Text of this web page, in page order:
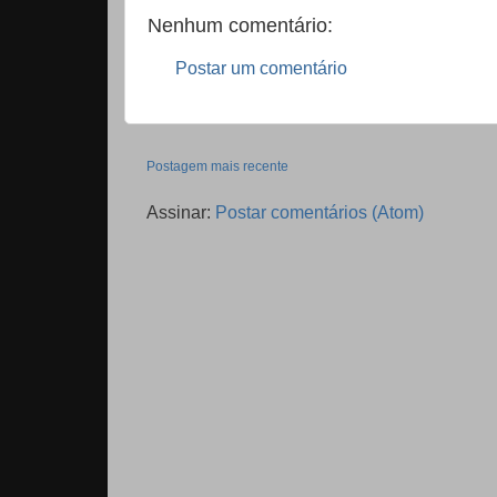
Nenhum comentário:
Postar um comentário
Postagem mais recente
Assinar: Postar comentários (Atom)